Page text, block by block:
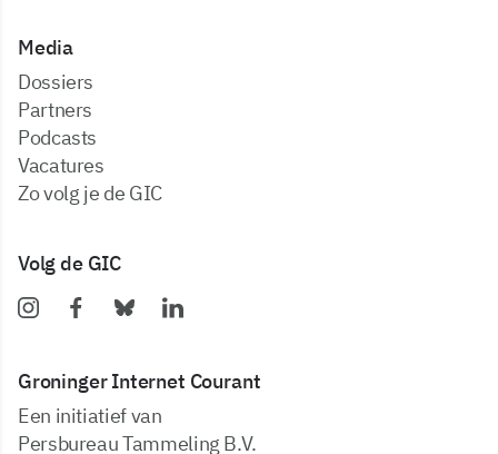
Media
dossiers
partners
podcasts
vacatures
zo volg je de GIC
Volg de GIC
Groninger Internet Courant
Een initiatief van
Persbureau Tammeling B.V.